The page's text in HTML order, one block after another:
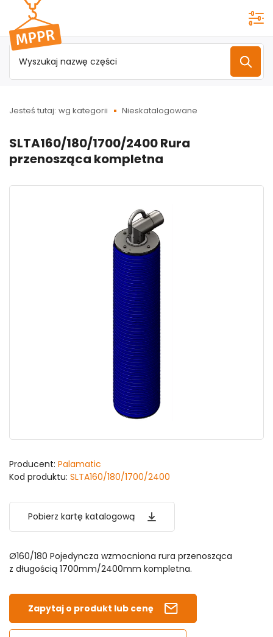
Przejdź do
menu
głównego
Jesteś tutaj: wg kategorii Nieskatalogowane
SLTA160/180/1700/2400 Rura
przenosząca kompletna
Producent: Palamatic
Kod produktu: SLTA160/180/1700/2400
Pobierz kartę katalogową
Ø160/180 Pojedyncza wzmocniona rura przenosząca
z długością 1700mm/2400mm kompletna.
Zapytaj o produkt lub cenę